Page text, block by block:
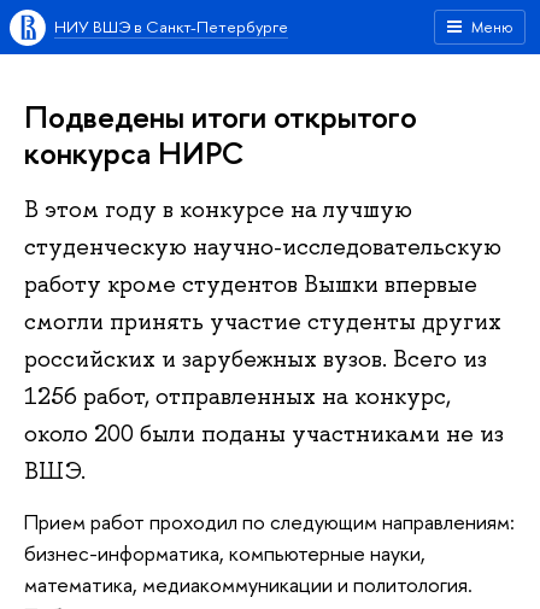
Меню
НИУ ВШЭ в Санкт-Петербурге
Подведены итоги открытого
конкурса НИРС
В этом году в конкурсе на лучшую
студенческую научно-исследовательскую
работу кроме студентов Вышки впервые
смогли принять участие студенты других
российских и зарубежных вузов. Всего из
1256 работ, отправленных на конкурс,
около 200 были поданы участниками не из
ВШЭ.
Прием работ проходил по следующим направлениям:
бизнес-информатика, компьютерные науки,
математика, медиакоммуникации и политология.